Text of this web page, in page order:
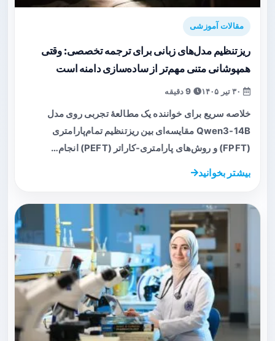
مقالات آموزشی
ریزتنظیم مدل‌های زبانی برای ترجمه تخصصی: وقتی
همپوشانی متنی مهم‌تر از ساده‌سازی دامنه است
خلاصه سریع برای خواننده یک مطالعهٔ تجربی روی مدل
Qwen3-14B مقایسه‌ای بین ریزتنظیم تمام‌پارامتری
(FPFT) و روش‌های پارامتری-کاراتر (PEFT) انجام…
بیشتر بخوانید